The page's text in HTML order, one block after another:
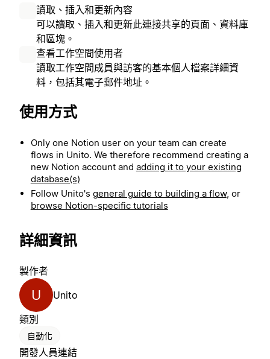
讀取、插入和更新內容
可以讀取、插入和更新此連接共享的頁面、資料庫
和區塊。
查看工作空間使用者
讀取工作空間成員與訪客的基本個人檔案詳細資
料，包括其電子郵件地址。
使用方式
Only one Notion user on your team can create
flows in Unito. We therefore recommend creating a
new Notion account and adding it to your existing
database(s)
Follow Unito's general guide to building a flow, or
browse Notion-specific tutorials
詳細資訊
製作者
U
Unito
類別
自動化
開發人員連結